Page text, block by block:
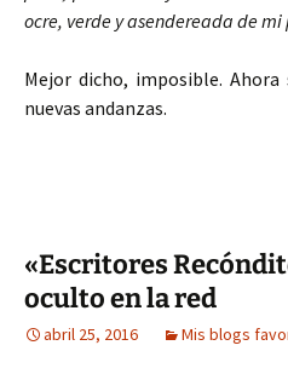
ocre, verde y asendereada de mi
Mejor dicho, imposible. Ahora
nuevas andanzas.
«Escritores
oculto en la red
abril 25, 2016 Mis blogs